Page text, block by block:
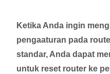
Ketika Anda ingin
pengaaturan pada
standar, Anda dapat
untuk reset router ke